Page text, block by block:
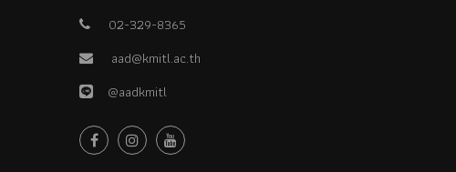
02-329-8365
aad@kmitl.ac.th
@aadkmitl